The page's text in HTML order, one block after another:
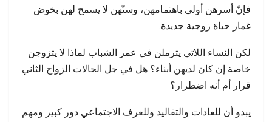
فإنّ أسرهن أولى باهتمامهن، وسنّهن لا يسمح لهن بخوض
غمار حياة زوجية جديدة.
لكن النساء اللاتي يترملن في عمر الشباب لماذا لا يتزوجن
خاصة إن كان لديهن أبناء؟ هل في جل الحالات الزواج الثاني
قرار أم أنه اضطرار؟
يبدو أن للعادات والتقاليد وللعرف الاجتماعي دور كبير ومهم